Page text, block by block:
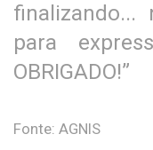
finalizando...
para
OBRIGADO!”
Fonte: AGNIS